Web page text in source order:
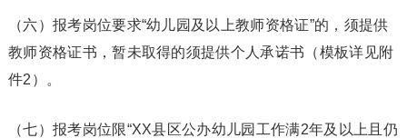
（六）报考岗位要求“幼儿园及以上教师资格证”的，须提供
教师资格证书，暂未取得的须提供个人承诺书（模板详见附
件2）。
（七）报考岗位限“XX县区公办幼儿园工作满2年及以上且仍